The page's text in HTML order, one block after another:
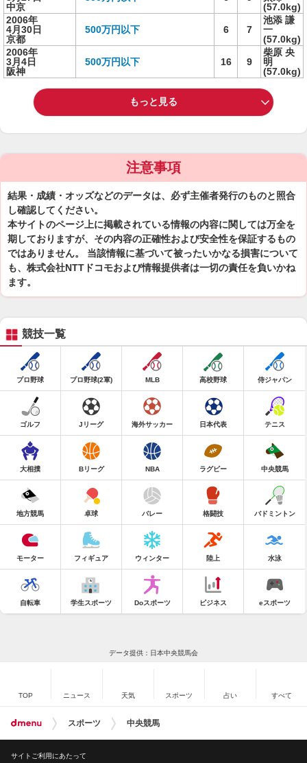
中京
(57.0kg)
2006年
4月30日
京都
500万円以下 6 7
池添 謙
一
(57.0kg)
2006年
3月4日
阪神
500万円以下 16 9
柴原 央
明
(57.0kg)
もっと見る
注意事項
結果・成績・オッズなどのデータは、必ず主催者発行のものと照合
し確認してください。
本サイトのページ上に掲載されている情報の内容に関しては万全を
期しておりますが、その内容の正確性および安全性を保証するもの
ではありません。 当該情報に基づいて被ったいかなる損害について
も、株式会社NTTドコモおよび情報提供者は一切の責任を負いかね
ます。
競技一覧
プロ野球 プロ野球(2軍) MLB 高校野球 侍ジャパン
ゴルフ Jリーグ 海外サッカー 日本代表 テニス
大相撲 Bリーグ NBA ラグビー 中央競馬
地方競馬 卓球 バレー 格闘技 バドミントン
モーター フィギュア ウィンター 陸上 水泳
自転車 学生スポーツ Doスポーツ ビジネス eスポーツ
データ提供：日本中央競馬会
TOP ニュース 天気 スポーツ 占い すべて
スポーツ 中央競馬
サイトご利用にあたって